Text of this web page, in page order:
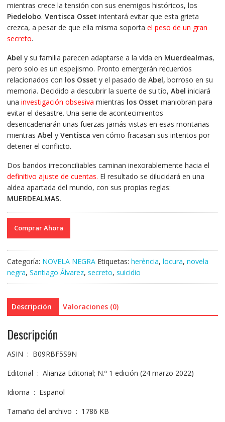
mientras crece la tensión con sus enemigos históricos, los
Piedelobo. Ventisca Osset intentará evitar que esta grieta
crezca, a pesar de que ella misma soporta el peso de un gran
secreto.
Abel y su familia parecen adaptarse a la vida en Muerdealmas,
pero solo es un espejismo. Pronto emergerán recuerdos
relacionados con los Osset y el pasado de Abel, borroso en su
memoria. Decidido a descubrir la suerte de su tío, Abel iniciará
una investigación obsesiva mientras los Osset maniobran para
evitar el desastre. Una serie de acontecimientos
desencadenarán unas fuerzas jamás vistas en esas montañas
mientras Abel y Ventisca ven cómo fracasan sus intentos por
detener el conflicto.
Dos bandos irreconciliables caminan inexorablemente hacia el
definitivo ajuste de cuentas. El resultado se dilucidará en una
aldea apartada del mundo, con sus propias reglas:
MUERDEALMAS.
Comprar Ahora
Categoría: NOVELA NEGRA Etiquetas: herència, locura, novela
negra, Santiago Álvarez, secreto, suicidio
Descripción Valoraciones (0)
Descripción
ASIN ‏ : ‎ B09RBF5S9N
Editorial ‏ : ‎ Alianza Editorial; N.º 1 edición (24 marzo 2022)
Idioma ‏ : ‎ Español
Tamaño del archivo ‏ : ‎ 1786 KB